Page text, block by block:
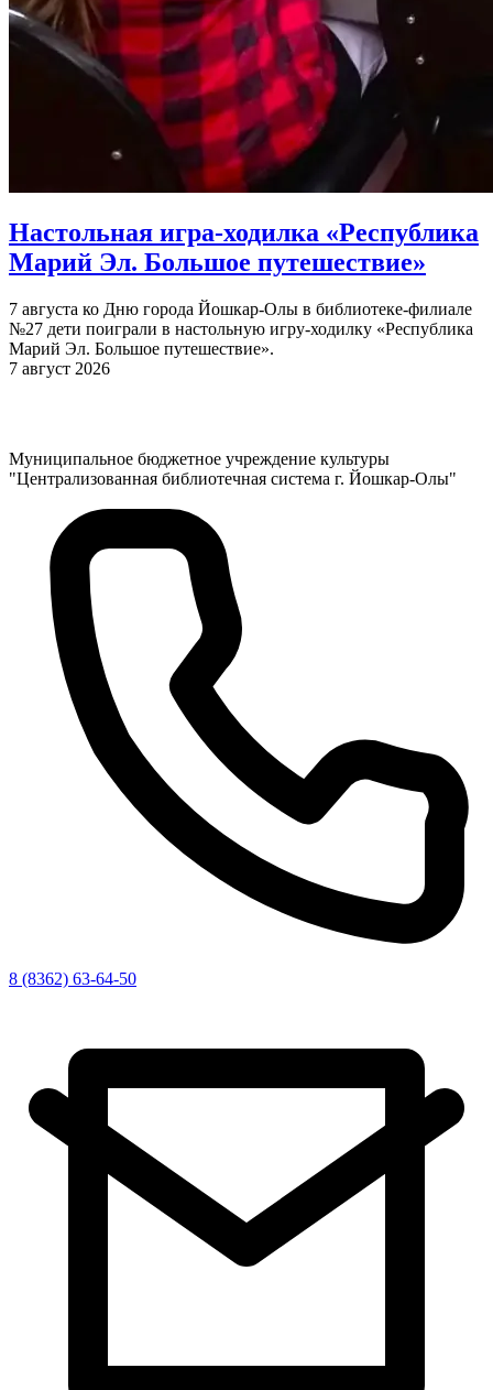
Настольная игра-ходилка «Республика
Марий Эл. Большое путешествие»
7 августа ко Дню города Йошкар-Олы в библиотеке-филиале
№27 дети поиграли в настольную игру-ходилку «Республика
Марий Эл. Большое путешествие».
7 август 2026
Муниципальное бюджетное учреждение культуры
"Централизованная библиотечная система г. Йошкар-Олы"
8 (8362) 63-64-50